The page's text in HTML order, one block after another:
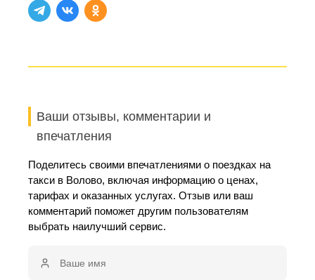
Ваши отзывы, комментарии и
впечатления
Поделитесь своими впечатлениями о поездках на
такси в Волово, включая информацию о ценах,
тарифах и оказанных услугах. Отзыв или ваш
комментарий поможет другим пользователям
выбрать наилучший сервис.